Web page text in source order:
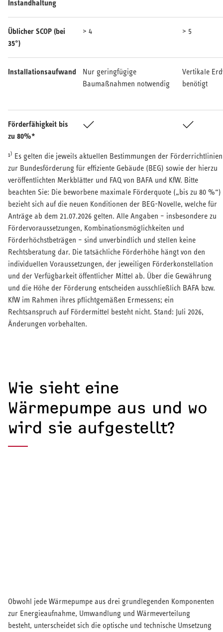
Instandhaltung
Üblicher SCOP (bei
35°)
> 4 > 5
Installationsaufwand
Nur geringfügige
Baumaßnahmen notwendig
Vertikale
benötigt
Förderfähigkeit bis
zu 80%*
Ja Ja
¹⁾ Es gelten die jeweils aktuellen Bestimmungen der Förderrichtlinien
zur Bundesförderung für effiziente Gebäude (BEG) sowie der hierzu
veröffentlichten Merkblätter und FAQ von BAFA und KfW. Bitte
beachten Sie: Die beworbene maximale Förderquote („bis zu 80 %“)
bezieht sich auf die neuen Konditionen der BEG-Novelle, welche für
Anträge ab dem 21.07.2026 gelten. Alle Angaben – insbesondere zu
Fördervoraussetzungen, Kombinationsmöglichkeiten und
Förderhöchstbeträgen – sind unverbindlich und stellen keine
Rechtsberatung dar. Die tatsächliche Förderhöhe hängt von den
individuellen Voraussetzungen, der jeweiligen Förderkonstellation
und der Verfügbarkeit öffentlicher Mittel ab. Über die Gewährung
und die Höhe der Förderung entscheiden ausschließlich BAFA bzw.
KfW im Rahmen ihres pflichtgemäßen Ermessens; ein
Rechtsanspruch auf Fördermittel besteht nicht. Stand: Juli 2026,
Änderungen vorbehalten.
Wie sieht eine
Wärmepumpe aus und wo
wird sie aufgestellt?
Obwohl jede Wärmepumpe aus drei grundlegenden Komponenten
zur Energieaufnahme, Umwandlung und Wärmeverteilung
besteht, unterscheidet sich die optische und technische Umsetzung